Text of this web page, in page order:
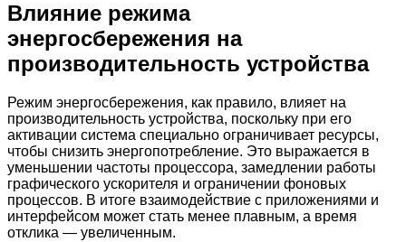
Влияние режима
энергосбережения на
производительность устройства
Режим энергосбережения, как правило, влияет на
производительность устройства, поскольку при его
активации система специально ограничивает ресурсы,
чтобы снизить энергопотребление. Это выражается в
уменьшении частоты процессора, замедлении работы
графического ускорителя и ограничении фоновых
процессов. В итоге взаимодействие с приложениями и
интерфейсом может стать менее плавным, а время
отклика — увеличенным.